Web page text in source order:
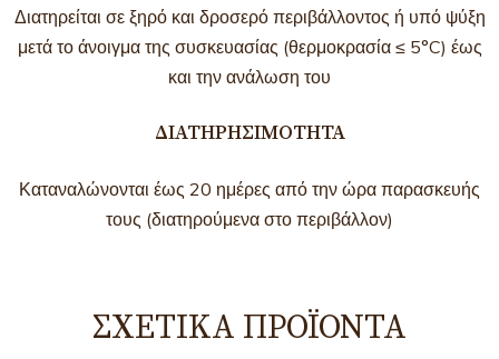
Διατηρείται σε ξηρό και δροσερό περιβάλλοντος ή υπό ψύξη
μετά το άνοιγμα της συσκευασίας (θερμοκρασία ≤ 5°C) έως
και την ανάλωση του
ΔΙΑΤΗΡΗΣΙΜΌΤΗΤΑ
Καταναλώνονται έως 20 ημέρες από την ώρα παρασκευής
τους (διατηρούμενα στο περιβάλλον)
ΣΧΕΤΙΚΆ ΠΡΟΪΌΝΤΑ